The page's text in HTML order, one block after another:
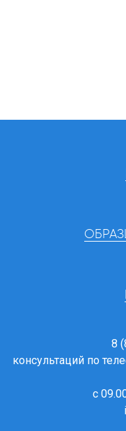
8
консультаций по
с